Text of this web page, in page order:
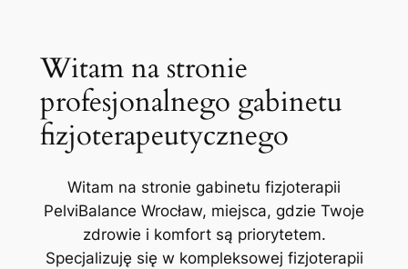
Witam na stronie
profesjonalnego gabinetu
fizjoterapeutycznego
Witam na stronie gabinetu fizjoterapii
PelviBalance Wrocław, miejsca, gdzie Twoje
zdrowie i komfort są priorytetem.
Specjalizuję się w kompleksowej fizjoterapii